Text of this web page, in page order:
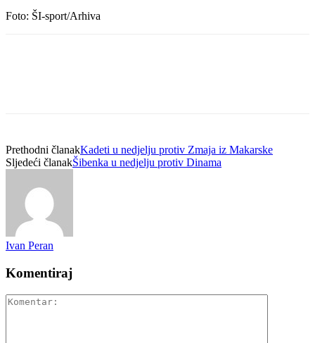
Foto: ŠI-sport/Arhiva
Prethodni članakKadeti u nedjelju protiv Zmaja iz Makarske
Sljedeći članakŠibenka u nedjelju protiv Dinama
Ivan Peran
Komentiraj